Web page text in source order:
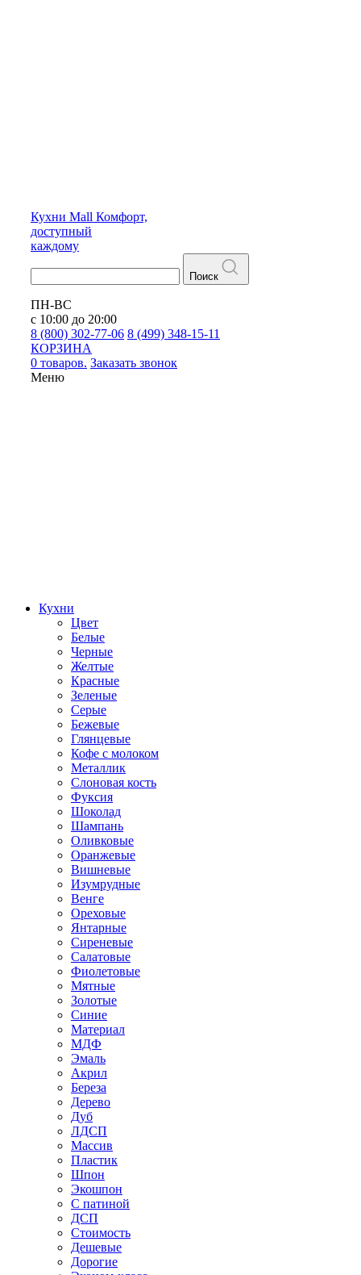
Кухни Mall Комфорт,
доступный
каждому
Поиск
ПН-ВС
с 10:00 до 20:00
8 (800) 302-77-06 8 (499) 348-15-11
КОРЗИНА
0 товаров. Заказать звонок
Меню
Кухни
Цвет
Белые
Черные
Желтые
Красные
Зеленые
Серые
Бежевые
Глянцевые
Кофе с молоком
Металлик
Слоновая кость
Фуксия
Шоколад
Шампань
Оливковые
Оранжевые
Вишневые
Изумрудные
Венге
Ореховые
Янтарные
Сиреневые
Салатовые
Фиолетовые
Мятные
Золотые
Синие
Материал
МДФ
Эмаль
Акрил
Береза
Дерево
Дуб
ЛДСП
Массив
Пластик
Шпон
Экошпон
С патиной
ДСП
Стоимость
Дешевые
Дорогие